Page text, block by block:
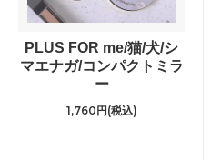
PLUS FOR me/猫/犬/シ
マエナガ/コンパクトミラ
ー
1,760円(税込)